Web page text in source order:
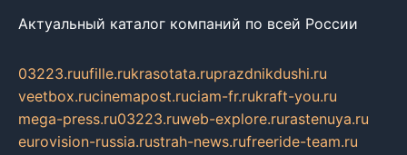
Актуальный каталог компаний по всей России
03223.ruufille.rukrasotata.ruprazdnikdushi.ru
veetbox.rucinemapost.ruciam-fr.rukraft-you.ru
mega-press.ru03223.ruweb-explore.rurastenuya.ru
eurovision-russia.rustrah-news.rufreeride-team.ru